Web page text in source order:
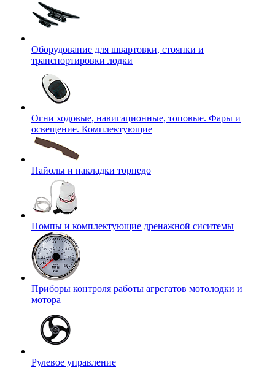
Оборудование для швартовки, стоянки и
транспортировки лодки
Огни ходовые, навигационные, топовые. Фары и
освещение. Комплектующие
Пайолы и накладки торпедо
Помпы и комплектующие дренажной сиситемы
Приборы контроля работы агрегатов мотолодки и
мотора
Рулевое управление